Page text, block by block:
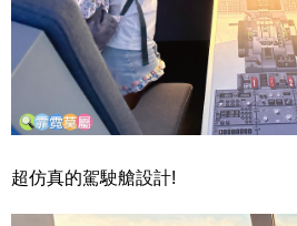
超仿真的駕駛艙設計!